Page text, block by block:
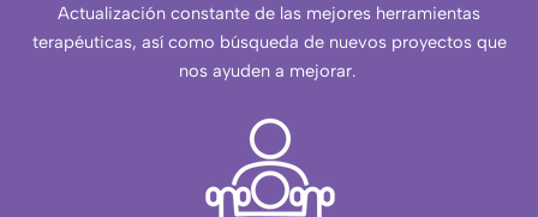
Actualización constante de las mejores herramientas
terapéuticas, así como búsqueda de nuevos proyectos que
nos ayuden a mejorar.